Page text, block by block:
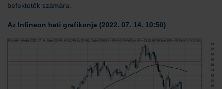
befektetők számára.
Az Infineon heti grafikonja (2022. 07. 14. 10:50)